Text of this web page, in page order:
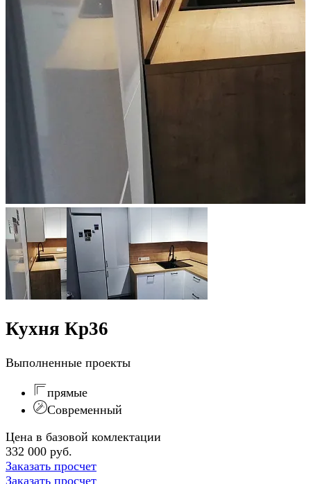
Кухня Кр36
Выполненные проекты
прямые
Современный
Цена в базовой комлектации
332 000 руб.
Заказать просчет
Заказать просчет